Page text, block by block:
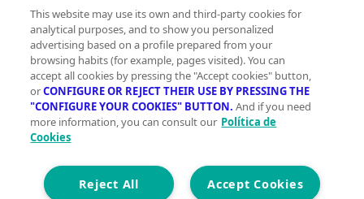
This website may use its own and third-party cookies for
analytical purposes, and to show you personalized
advertising based on a profile prepared from your
browsing habits (for example, pages visited). You can
accept all cookies by pressing the "Accept cookies" button,
orCONFIGURE OR REJECT THEIR USE BY PRESSING THE
"CONFIGURE YOUR COOKIES" BUTTON. And if you need
more information, you can consult our Política de
Cookies
Accept Cookies
Reject All